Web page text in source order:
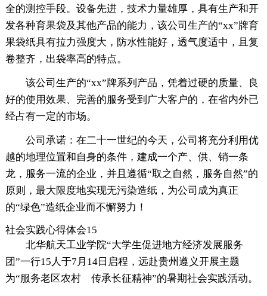
全的测控手段。设备先进，技术力量雄厚，具有生产和开
发各种育果袋及其他产品的能力，该公司生产的“xx”牌育
果袋纸具有拉力强度大，防水性能好，透气度适中，且复
卷整齐，出袋率高的特点。
该公司生产的“xx”牌系列产品，凭着过硬的质量、良
好的使用效果、完善的服务受到广大客户的，在省内外已
经占有一定的市场。
公司承诺：在二十一世纪的今天，公司将充分利用优
越的地理位置和自身的条件，建成一个产、供、销一条
龙，服务一流的企业，并且遵循“取之自然，服务自然”的
原则，最大限度地实现无污染造纸，为公司成为真正
的“绿色”造纸企业而不懈努力！
社会实践心得体会15
北华航天工业学院“大学生促进地方经济发展服务
团”一行15人于7月14日启程，远赴贵州遵义开展主题
为“服务老区农村 传承长征精神”的暑期社会实践活动。